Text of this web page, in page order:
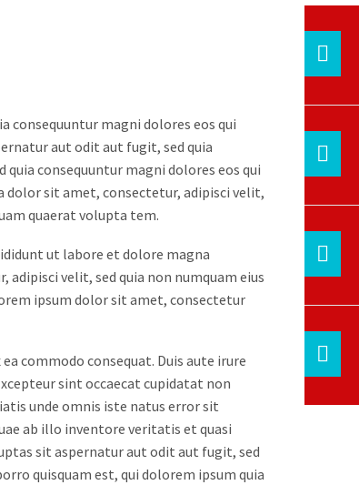
consequuntur magni dolores eos qui
aut odit aut fugit, sed quia
consequuntur magni dolores eos qui
dolor sit amet, consectetur, adipisci velit,
quaerat volupta tem.
ut labore et dolore magna
velit, sed quia non numquam eius
ipsum dolor sit amet, consectetur
commodo consequat. Duis aute irure
sint occaecat cupidatat non
unde omnis iste natus error sit
ab illo inventore veritatis et quasi
sit aspernatur aut odit aut fugit, sed
quisquam est, qui dolorem ipsum quia



